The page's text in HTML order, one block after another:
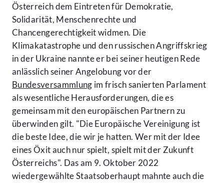
Österreich dem Eintreten für Demokratie,
Solidarität, Menschenrechte und
Chancengerechtigkeit widmen. Die
Klimakatastrophe und den russischen Angriffskrieg
in der Ukraine nannte er bei seiner heutigen Rede
anlässlich seiner Angelobung vor der
Bundesversammlung im frisch sanierten Parlament
als wesentliche Herausforderungen, die es
gemeinsam mit den europäischen Partnern zu
überwinden gilt. "Die Europäische Vereinigung ist
die beste Idee, die wir je hatten. Wer mit der Idee
eines Öxit auch nur spielt, spielt mit der Zukunft
Österreichs". Das am 9. Oktober 2022
wiedergewählte Staatsoberhaupt mahnte auch die